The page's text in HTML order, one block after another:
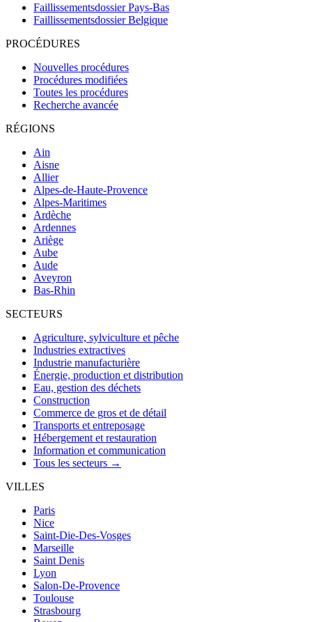
Faillissementsdossier Pays-Bas
Faillissementsdossier Belgique
PROCÉDURES
Nouvelles procédures
Procédures modifiées
Toutes les procédures
Recherche avancée
RÉGIONS
Ain
Aisne
Allier
Alpes-de-Haute-Provence
Alpes-Maritimes
Ardèche
Ardennes
Ariège
Aube
Aude
Aveyron
Bas-Rhin
SECTEURS
Agriculture, sylviculture et pêche
Industries extractives
Industrie manufacturière
Énergie, production et distribution
Eau, gestion des déchets
Construction
Commerce de gros et de détail
Transports et entreposage
Hébergement et restauration
Information et communication
Tous les secteurs →
VILLES
Paris
Nice
Saint-Die-Des-Vosges
Marseille
Saint Denis
Lyon
Salon-De-Provence
Toulouse
Strasbourg